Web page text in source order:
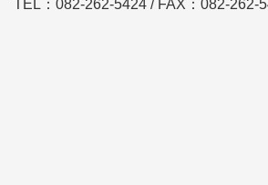
TEL：082-262-5424 / FAX：082-262-